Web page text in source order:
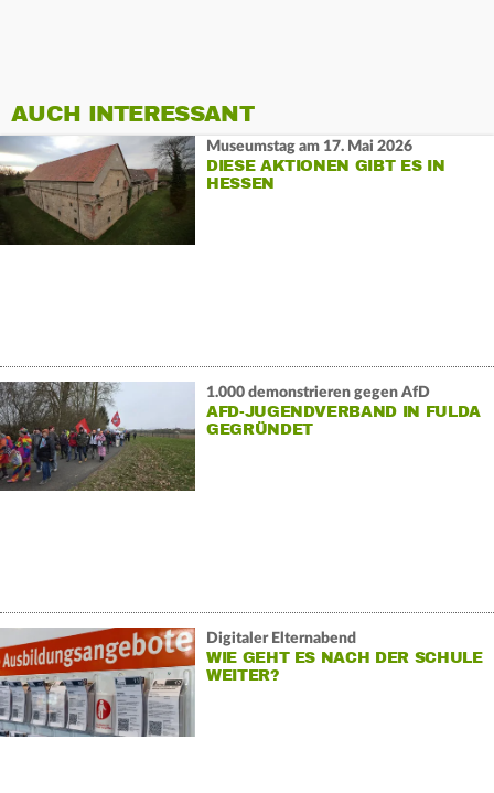
AUCH INTERESSANT
Museumstag am 17. Mai 2026
DIESE AKTIONEN GIBT ES IN
HESSEN
1.000 demonstrieren gegen AfD
AFD-JUGENDVERBAND IN FULDA
GEGRÜNDET
Digitaler Elternabend
WIE GEHT ES NACH DER SCHULE
WEITER?